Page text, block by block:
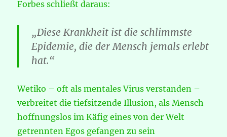
Forbes schließt daraus:
„Diese Krankheit ist die schlimmste
Epidemie, die der Mensch jemals erlebt
hat.“
Wetiko – oft als mentales Virus verstanden –
verbreitet die tiefsitzende Illusion, als Mensch
hoffnungslos im Käfig eines von der Welt
getrennten Egos gefangen zu sein